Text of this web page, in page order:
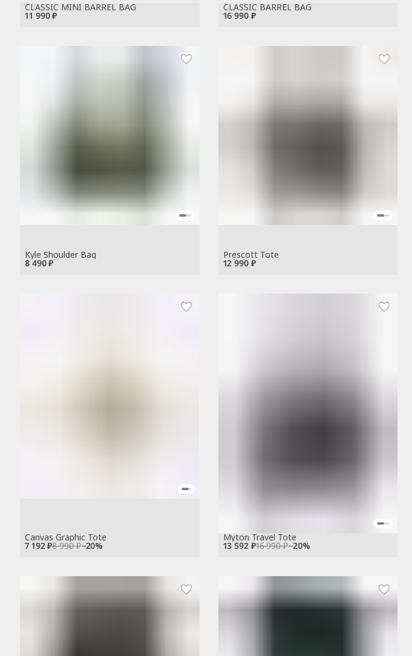
11 990 ₽
CLASSIC MINI BARREL BAG
16 990 ₽
CLASSIC BARREL BAG
8 490 ₽
Kyle Shoulder Bag
12 990 ₽
Prescott Tote
7 192 ₽8 990 ₽−20%
Canvas Graphic Tote
13 592 ₽16 990 ₽−20%
Myton Travel Tote